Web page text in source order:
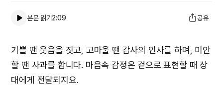
본문 읽기2:09 공유
기쁠 땐 웃음을 짓고, 고마울 땐 감사의 인사를 하며, 미안
할 땐 사과를 합니다. 마음속 감정은 겉으로 표현할 때 상
대에게 전달되지요.